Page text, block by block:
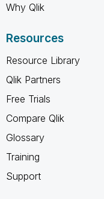
Why Qlik
Resources
Resource Library
Qlik Partners
Free Trials
Compare Qlik
Glossary
Training
Support